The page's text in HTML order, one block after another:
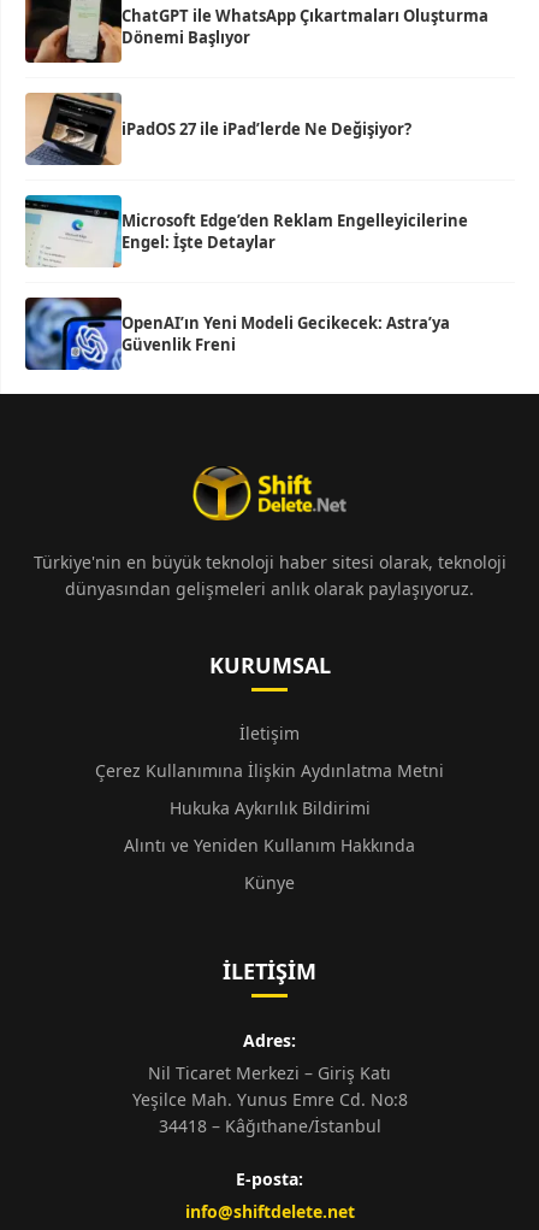
ChatGPT ile WhatsApp Çıkartmaları Oluşturma
Dönemi Başlıyor
iPadOS 27 ile iPad’lerde Ne Değişiyor?
Microsoft Edge’den Reklam Engelleyicilerine
Engel: İşte Detaylar
OpenAI’ın Yeni Modeli Gecikecek: Astra’ya
Güvenlik Freni
Türkiye'nin en büyük teknoloji haber sitesi olarak, teknoloji
dünyasından gelişmeleri anlık olarak paylaşıyoruz.
KURUMSAL
İletişim
Çerez Kullanımına İlişkin Aydınlatma Metni
Hukuka Aykırılık Bildirimi
Alıntı ve Yeniden Kullanım Hakkında
Künye
İLETIŞIM
Adres:
Nil Ticaret Merkezi – Giriş Katı
Yeşilce Mah. Yunus Emre Cd. No:8
34418 – Kâğıthane/İstanbul
E-posta:
info@shiftdelete.net